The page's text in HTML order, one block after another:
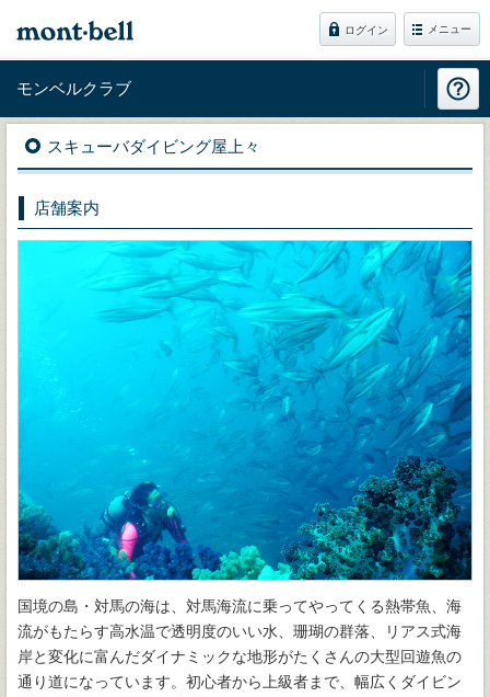
ログイン メニュー
モンベルクラブ
スキューバダイビング屋上々
店舗案内
国境の島・対馬の海は、対馬海流に乗ってやってくる熱帯魚、海
流がもたらす高水温で透明度のいい水、珊瑚の群落、リアス式海
岸と変化に富んだダイナミックな地形がたくさんの大型回遊魚の
通り道になっています。初心者から上級者まで、幅広くダイビン